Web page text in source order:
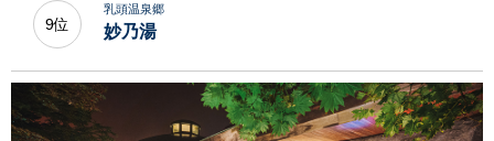
9位
乳頭温泉郷
妙乃湯